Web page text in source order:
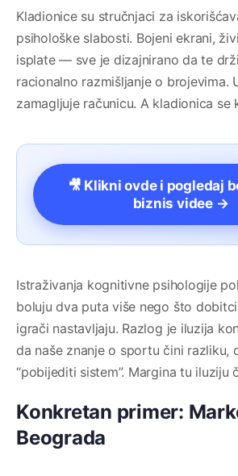
Kladionice su stručnjaci za
psihološke slabosti. Bojeni ekrani,
isplate — sve je dizajnirano da te
racionalno razmišljanje o brojevima.
zamagljuje računicu. A kladionica se
🎥 Klikni ovde i pogledaj
biznis videe →
Istraživanja kognitivne psihologije
boluju dva puta više nego što
igrači nastavljaju. Razlog je iluzija
da naše znanje o sportu čini razliku,
“pobijediti sistem”. Margina tu iluziju
Konkretan primer:
Beograda